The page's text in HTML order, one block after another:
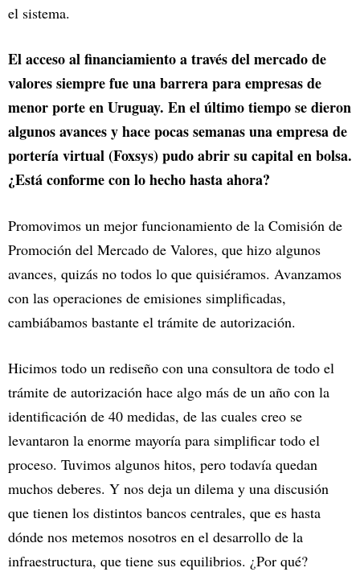
el sistema.
El acceso al financiamiento a través del mercado de
valores siempre fue una barrera para empresas de
menor porte en Uruguay. En el último tiempo se dieron
algunos avances y hace pocas semanas una empresa de
portería virtual (Foxsys) pudo abrir su capital en bolsa.
¿Está conforme con lo hecho hasta ahora?
Promovimos un mejor funcionamiento de la Comisión de
Promoción del Mercado de Valores, que hizo algunos
avances, quizás no todos lo que quisiéramos. Avanzamos
con las operaciones de emisiones simplificadas,
cambiábamos bastante el trámite de autorización.
Hicimos todo un rediseño con una consultora de todo el
trámite de autorización hace algo más de un año con la
identificación de 40 medidas, de las cuales creo se
levantaron la enorme mayoría para simplificar todo el
proceso. Tuvimos algunos hitos, pero todavía quedan
muchos deberes. Y nos deja un dilema y una discusión
que tienen los distintos bancos centrales, que es hasta
dónde nos metemos nosotros en el desarrollo de la
infraestructura, que tiene sus equilibrios. ¿Por qué?